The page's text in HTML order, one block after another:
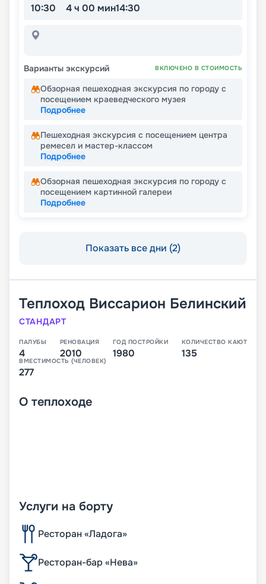
10:30 4 ч 00 мин14:30
Варианты экскурсий ВКЛЮЧЕНО В СТОИМОСТЬ
Обзорная пешеходная экскурсия по городу с
посещением краеведческого музея
Подробнее
Пешеходная экскурсия с посещением центра
ремесел и мастер-классом
Подробнее
Обзорная пешеходная экскурсия по городу с
посещением картинной галереи
Подробнее
Показать все дни (2)
Теплоход Виссарион Белинский
СТАНДАРТ
ПАЛУБЫ
4
РЕНОВАЦИЯ
2010
ГОД ПОСТРОЙКИ
1980
КОЛИЧЕСТВО КАЮТ
135
ВМЕСТИМОСТЬ (ЧЕЛОВЕК)
277
О теплоходе
Услуги на борту
Ресторан «Ладога»
Ресторан-бар «Нева»